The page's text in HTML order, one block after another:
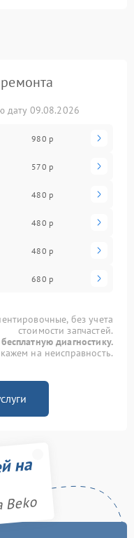
дату 09.08.2026
980 р
570 р
480 р
480 р
480 р
680 р
без учета
стоимости запчастей.
диагностику.
на неисправность.
на
Beko